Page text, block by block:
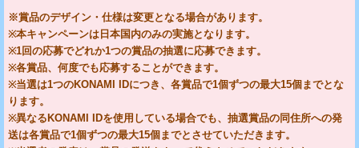
※賞品のデザイン・仕様は変更となる場合があります。
※本キャンペーンは日本国内のみの実施となります。
※1回の応募でどれか1つの賞品の抽選に応募できます。
※各賞品、何度でも応募することができます。
※当選は1つのKONAMI IDにつき、各賞品で1個ずつの最大15個までとな
ります。
※異なるKONAMI IDを使用している場合でも、抽選賞品の同住所への発
送は各賞品で1個ずつの最大15個までとさせていただきます。